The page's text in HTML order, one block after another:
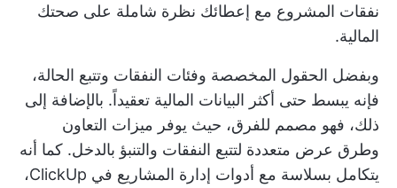
نفقات المشروع مع إعطائك نظرة شاملة على صحتك
المالية.
وبفضل الحقول المخصصة وفئات النفقات وتتبع الحالة،
فإنه يبسط حتى أكثر البيانات المالية تعقيداً. بالإضافة إلى
ذلك، فهو مصمم للفرق، حيث يوفر ميزات التعاون
وطرق عرض متعددة لتتبع النفقات والتنبؤ بالدخل. كما أنه
يتكامل بسلاسة مع أدوات إدارة المشاريع في ClickUp،